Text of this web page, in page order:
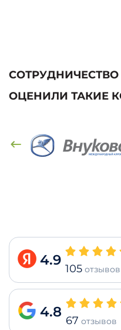
ОЦЕНИЛИ ТАКИЕ
4.9
105 отзывов
4.8
67 отзывов